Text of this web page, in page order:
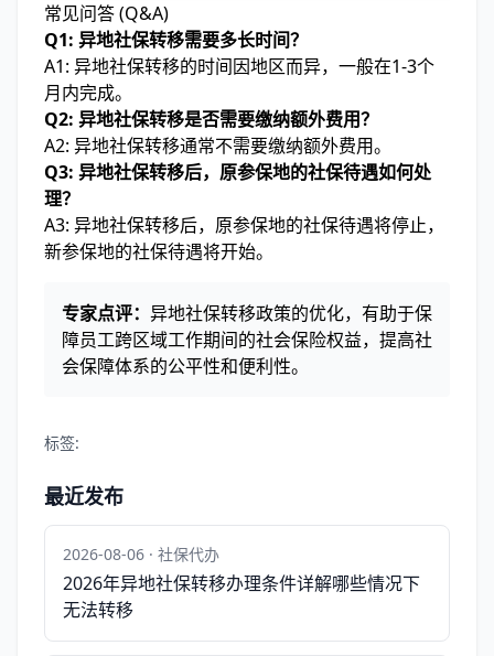
常见问答 (Q&A)
Q1: 异地社保转移需要多长时间？
A1: 异地社保转移的时间因地区而异，一般在1-3个
月内完成。
Q2: 异地社保转移是否需要缴纳额外费用？
A2: 异地社保转移通常不需要缴纳额外费用。
Q3: 异地社保转移后，原参保地的社保待遇如何处
理？
A3: 异地社保转移后，原参保地的社保待遇将停止，
新参保地的社保待遇将开始。
专家点评： 异地社保转移政策的优化，有助于保
障员工跨区域工作期间的社会保险权益，提高社
会保障体系的公平性和便利性。
标签:
最近发布
2026-08-06 · 社保代办
2026年异地社保转移办理条件详解哪些情况下
无法转移